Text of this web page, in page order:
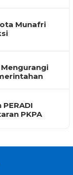
Munafri
PKPA